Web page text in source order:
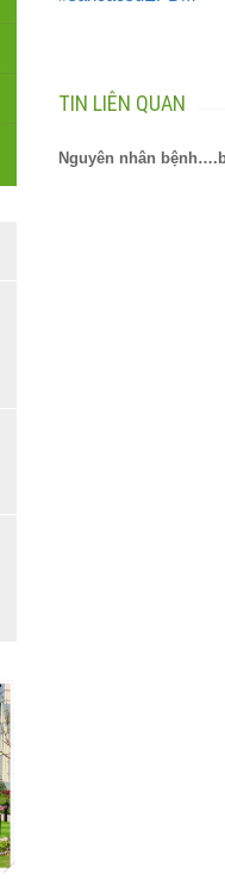
TIN LIÊN QUAN
Nguyên nhân